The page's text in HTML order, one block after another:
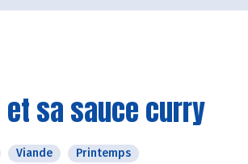
et sa sauce curry
Viande Printemps